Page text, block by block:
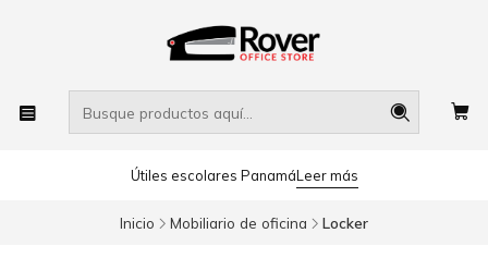
Útiles escolares PanamáLeer más
Inicio Mobiliario de oficina Locker